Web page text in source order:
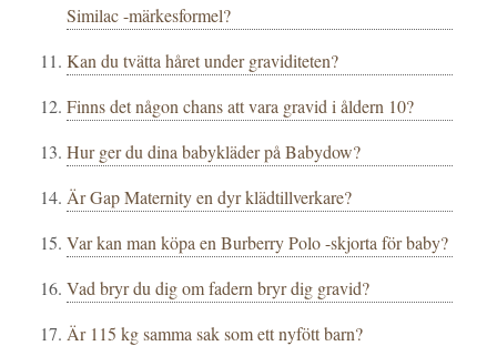
Similac -märkesformel?
Kan du tvätta håret under graviditeten?
Finns det någon chans att vara gravid i åldern 10?
Hur ger du dina babykläder på Babydow?
Är Gap Maternity en dyr klädtillverkare?
Var kan man köpa en Burberry Polo -skjorta för baby?
Vad bryr du dig om fadern bryr dig gravid?
Är 115 kg samma sak som ett nyfött barn?